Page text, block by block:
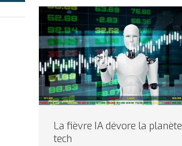
La fièvre IA dévore la planète
tech